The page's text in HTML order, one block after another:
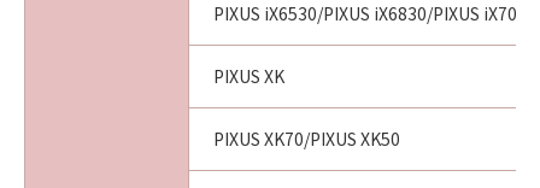
PIXUS iX6530/PIXUS iX6830/PIXUS iX7000
PIXUS XK
PIXUS XK70/PIXUS XK50